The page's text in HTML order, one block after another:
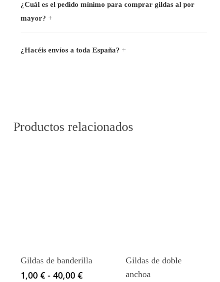
¿Cuál es el pedido mínimo para comprar gildas al por
mayor?
¿Hacéis envíos a toda España?
Productos relacionados
Gildas de banderilla
1,00 € - 40,00 €Rango
Gildas de doble
anchoa